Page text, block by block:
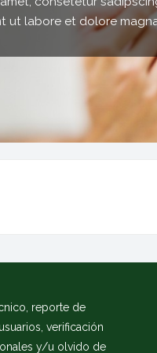
ut labore et dolore
reporte de
verificación
y/u olvido de